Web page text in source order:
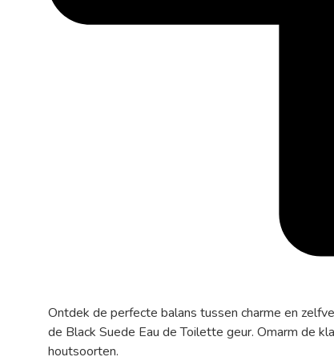
Ontdek de perfecte balans tussen charme en
de Black Suede Eau de Toilette geur. Omarm de
houtsoorten.